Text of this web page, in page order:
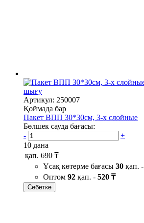
шығу
Артикул: 250007
Қоймада бар
Пакет ВПП 30*30см, 3-х слойные
Бөлшек сауда бағасы:
-
+
10 дана
қап. 690 ₸
Ұсақ көтерме бағасы 30 қап. -
Оптом 92 қап. - 520 ₸
Себетке